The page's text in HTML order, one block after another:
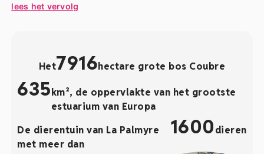
gebouwen. Je vindt talrijke wandelpaden in het bos van
dierenparken van Frankrijk. Deze is ruim 18 hectare groot
en herbergt 1600 dieren van 115 verschillende soorten.
lees het vervolg
Het7916hectare grote bos Coubre
635km², de oppervlakte van het grootste
estuarium van Europa
De dierentuin van La Palmyre
met meer dan
1600dieren